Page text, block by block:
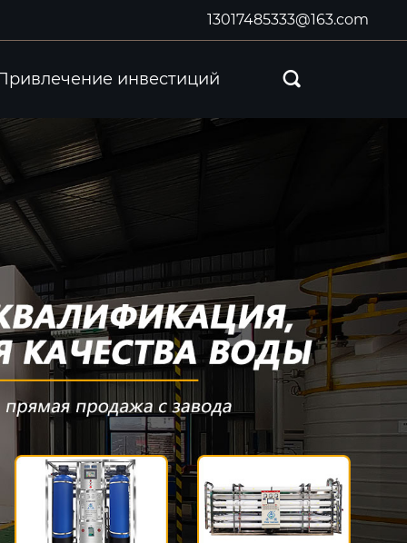
13017485333@163.com
инвестиций 